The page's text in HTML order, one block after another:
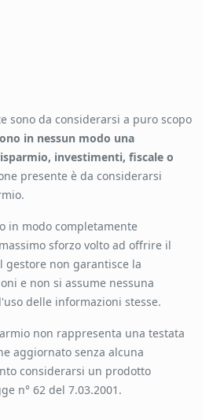
sono da considerarsi a puro scopo
in nessun modo una
investimenti, fiscale o
presente è da considerarsi
in modo completamente
sforzo volto ad offrire il
non garantisce la
e non si assume nessuna
delle informazioni stesse.
non rappresenta una testata
aggiornato senza alcuna
considerarsi un prodotto
n° 62 del 7.03.2001.